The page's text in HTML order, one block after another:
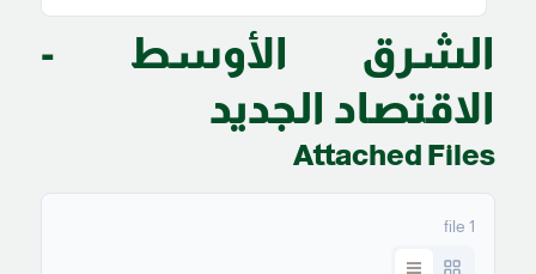
الشرق الأوسط -
الاقتصاد الجديد
Attached Files
1 file